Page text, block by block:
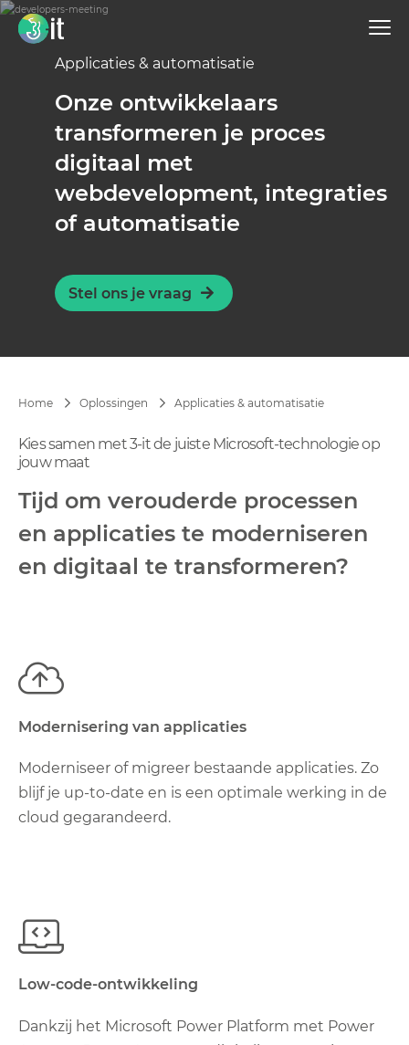
Applicaties & automatisatie
Onze ontwikkelaars
transformeren je proces
digitaal met
webdevelopment, integraties
of automatisatie
Stel ons je vraag
Home Oplossingen Applicaties & automatisatie
Kies samen met 3-it de juiste Microsoft-technologie op
jouw maat
Tijd om verouderde processen
en applicaties te moderniseren
en digitaal te transformeren?
Modernisering van applicaties
Moderniseer of migreer bestaande applicaties. Zo
blijf je up-to-date en is een optimale werking in de
cloud gegarandeerd.
Low-code-ontwikkeling
Dankzij het Microsoft Power Platform met Power